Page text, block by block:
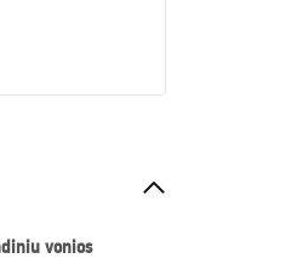
vonios